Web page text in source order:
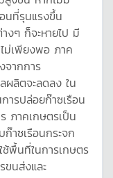
นที่รุนแรงขึ้น
างๆ ก็จะหายไป มี
ม่เพียงพอ ภาค
จากการ
ผลิตจะลดลง ใน
ารปล่อยก๊าซเรือน
ภาคเกษตรเป็น
าซเรือนกระจก
ช้พื้นที่ในการเกษตร
ขนส่งและ